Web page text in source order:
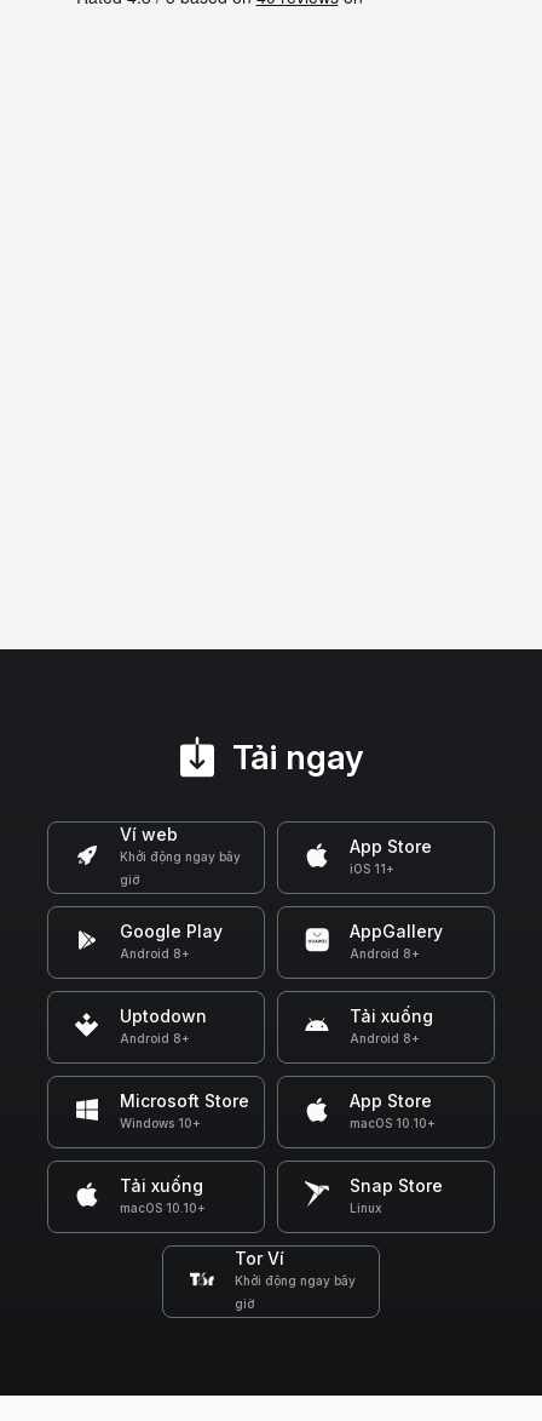
Tải ngay
Ví web
Khởi động ngay bây
giờ
App Store
iOS 11+
Google Play
Android 8+
AppGallery
Android 8+
Uptodown
Android 8+
Tải xuống
Android 8+
Microsoft Store
Windows 10+
App Store
macOS 10.10+
Tải xuống
macOS 10.10+
Snap Store
Linux
Tor Ví
Khởi động ngay bây
giờ